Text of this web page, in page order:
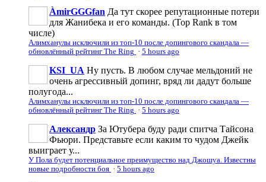
ÀmirGGGfan Да тут скорее репутационные потери
для Жанибека и его команды. (Top Rank в том
числе)
Алимханулы исключили из топ-10 после допингового скандала —
обновлённый рейтинг The Ring · 5 hours ago
KSI_UA Ну пусть. В любом случае мельдоний не
очень агрессивньій допинг, вряд ли дадут больше
полугода...
Алимханулы исключили из топ-10 после допингового скандала —
обновлённый рейтинг The Ring · 5 hours ago
Александр За Ютубера буду ради спитча Тайсона
Фьюри. Представьте если каким то чудом Джейк
выиграет у...
У Пола будет потенциальное преимущество над Джошуа. Известны
новые подробности боя · 5 hours ago